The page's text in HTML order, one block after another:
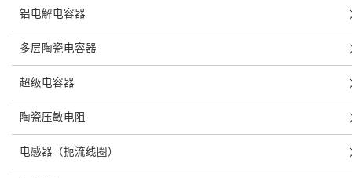
铝电解电容器
多层陶瓷电容器
超级电容器
陶瓷压敏电阻
电感器（扼流线圈）